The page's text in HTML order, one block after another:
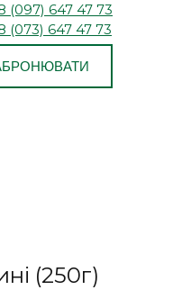
(097) 647 47 73
(073) 647 47 73
(250г)